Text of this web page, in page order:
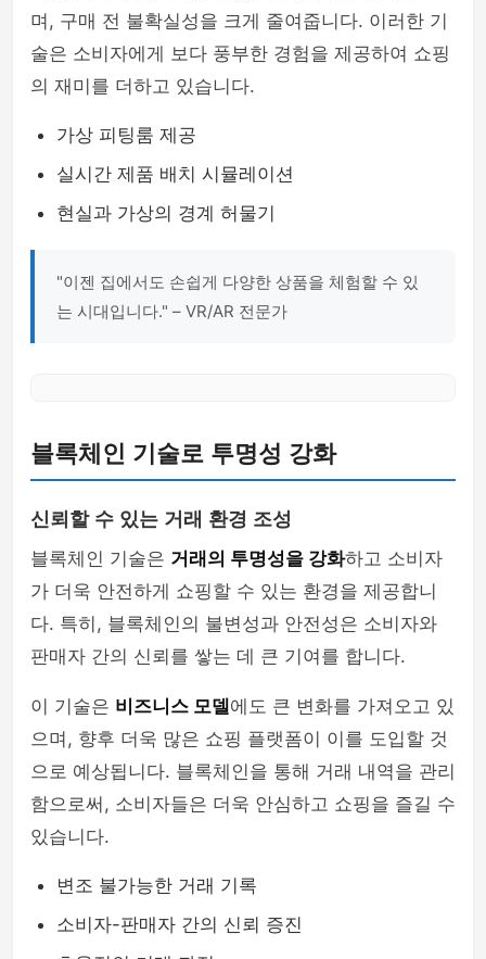
며, 구매 전 불확실성을 크게 줄여줍니다. 이러한 기
술은 소비자에게 보다 풍부한 경험을 제공하여 쇼핑
의 재미를 더하고 있습니다.
가상 피팅룸 제공
실시간 제품 배치 시뮬레이션
현실과 가상의 경계 허물기
"이젠 집에서도 손쉽게 다양한 상품을 체험할 수 있
는 시대입니다." – VR/AR 전문가
블록체인 기술로 투명성 강화
신뢰할 수 있는 거래 환경 조성
블록체인 기술은 거래의 투명성을 강화하고 소비자
가 더욱 안전하게 쇼핑할 수 있는 환경을 제공합니
다. 특히, 블록체인의 불변성과 안전성은 소비자와
판매자 간의 신뢰를 쌓는 데 큰 기여를 합니다.
이 기술은 비즈니스 모델에도 큰 변화를 가져오고 있
으며, 향후 더욱 많은 쇼핑 플랫폼이 이를 도입할 것
으로 예상됩니다. 블록체인을 통해 거래 내역을 관리
함으로써, 소비자들은 더욱 안심하고 쇼핑을 즐길 수
있습니다.
변조 불가능한 거래 기록
소비자-판매자 간의 신뢰 증진